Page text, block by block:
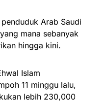
Arab Saudi
mana sebanyak
hingga kini.
Islam
11 minggu lalu,
lebih 230,000